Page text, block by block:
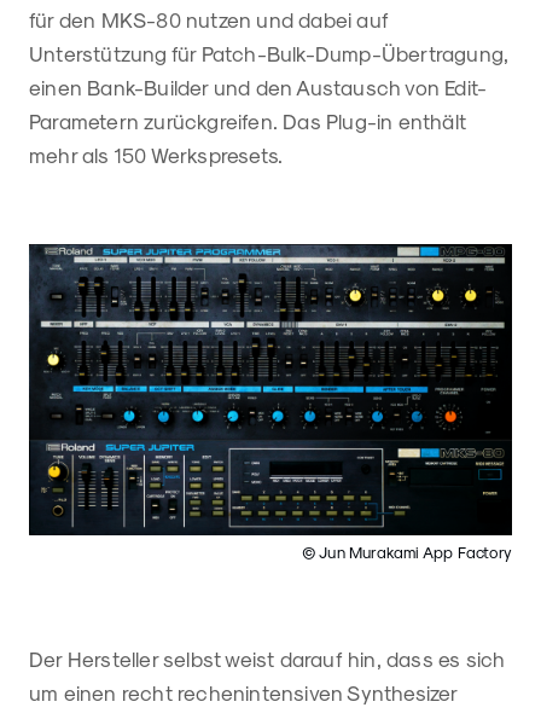
für den MKS-80 nutzen und dabei auf
Unterstützung für Patch-Bulk-Dump-Übertragung,
einen Bank-Builder und den Austausch von Edit-
Parametern zurückgreifen. Das Plug-in enthält
mehr als 150 Werkspresets.
© Jun Murakami App Factory
Der Hersteller selbst weist darauf hin, dass es sich
um einen recht rechenintensiven Synthesizer